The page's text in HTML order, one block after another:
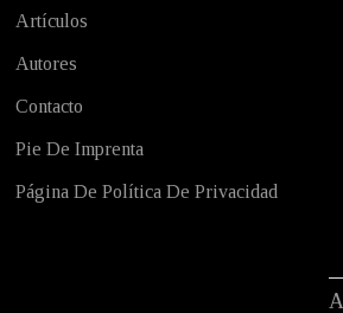
Artículos
Autores
Contacto
Pie De Imprenta
Página De Política De Privacidad